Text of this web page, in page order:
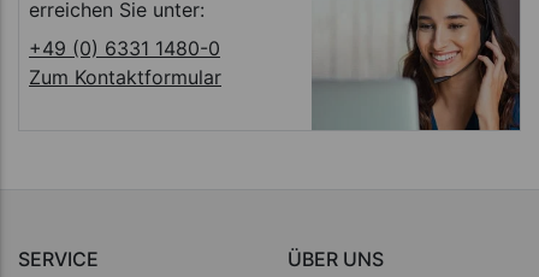
erreichen Sie unter:
+49 (0) 6331 1480-0
Zum Kontaktformular
SERVICE
ÜBER UNS